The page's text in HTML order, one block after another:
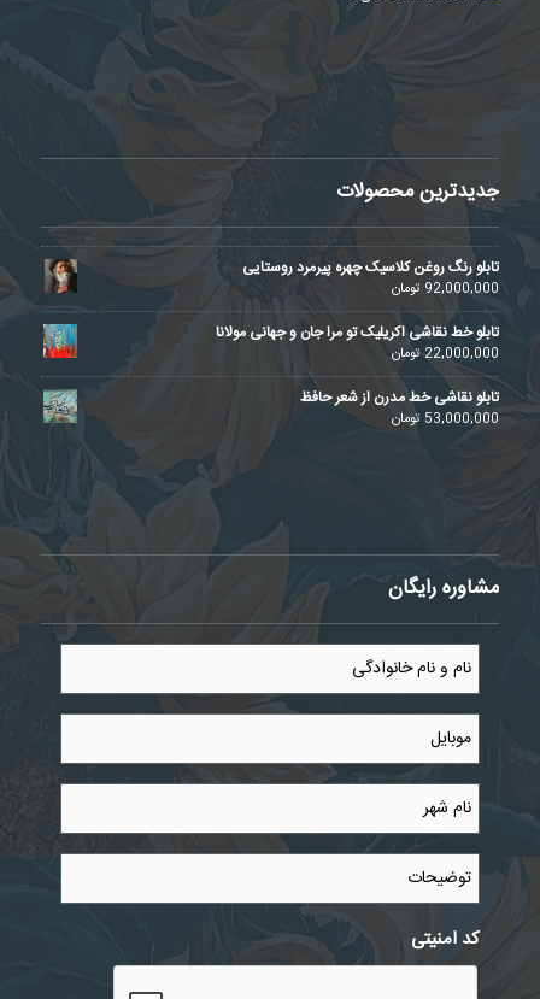
جدیدترین محصولات
تابلو رنگ روغن کلاسیک چهره پیرمرد روستایی
92,000,000 تومان
تابلو خط نقاشی اکریلیک تو مرا جان و جهانی مولانا
22,000,000تومان
تابلو نقاشی خط مدرن از شعر حافظ
53,000,000 تومان
مشاوره رایگان
نام
نام
خانوادگی
موبایل
نام
شهر *
توضیحات
کد امنیتی